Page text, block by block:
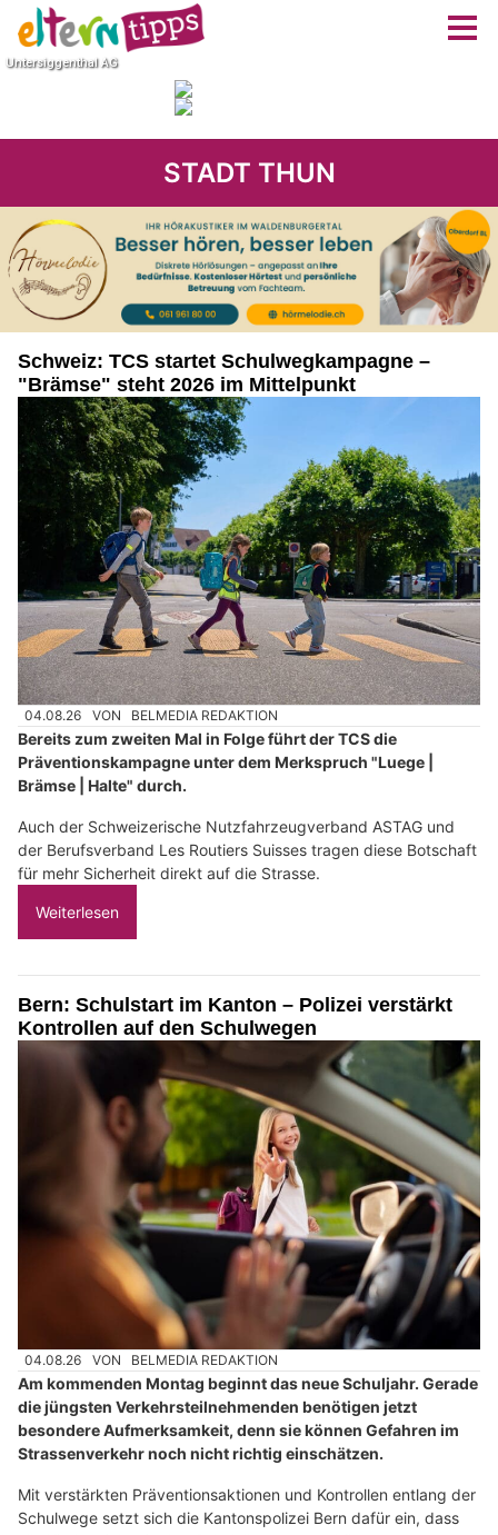
STADT THUN
Schweiz: TCS startet Schulwegkampagne –
"Brämse" steht 2026 im Mittelpunkt
04.08.26 VON BELMEDIA REDAKTION
Bereits zum zweiten Mal in Folge führt der TCS die
Präventionskampagne unter dem Merkspruch "Luege |
Brämse | Halte" durch.
Auch der Schweizerische Nutzfahrzeugverband ASTAG und
der Berufsverband Les Routiers Suisses tragen diese Botschaft
für mehr Sicherheit direkt auf die Strasse.
Weiterlesen
Bern: Schulstart im Kanton – Polizei verstärkt
Kontrollen auf den Schulwegen
04.08.26 VON BELMEDIA REDAKTION
Am kommenden Montag beginnt das neue Schuljahr. Gerade
die jüngsten Verkehrsteilnehmenden benötigen jetzt
besondere Aufmerksamkeit, denn sie können Gefahren im
Strassenverkehr noch nicht richtig einschätzen.
Mit verstärkten Präventionsaktionen und Kontrollen entlang der
Schulwege setzt sich die Kantonspolizei Bern dafür ein, dass